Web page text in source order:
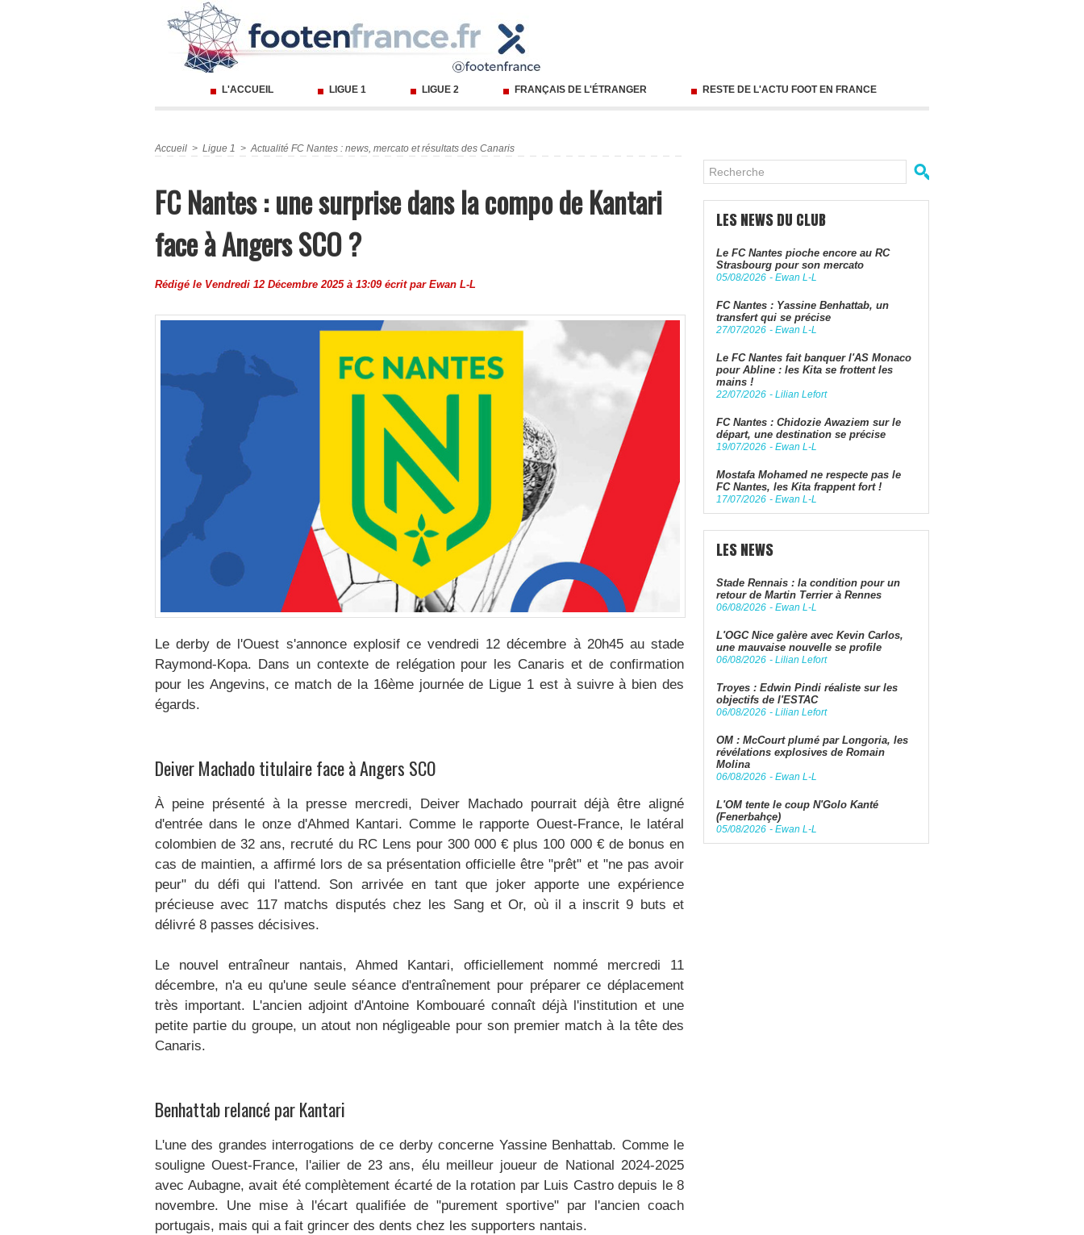
L'ACCUEIL LIGUE 1 LIGUE 2 FRANÇAIS DE L'ÉTRANGER RESTE DE L'ACTU FOOT EN FRANCE
Accueil > Ligue 1 > Actualité FC Nantes : news, mercato et résultats des Canaris
FC Nantes : une surprise dans la compo de Kantari
face à Angers SCO ?
Rédigé le Vendredi 12 Décembre 2025 à 13:09 écrit par Ewan L-L
Le derby de l'Ouest s'annonce explosif ce vendredi 12 décembre à 20h45 au stade
Raymond-Kopa. Dans un contexte de relégation pour les Canaris et de confirmation
pour les Angevins, ce match de la 16ème journée de Ligue 1 est à suivre à bien des
égards.
Deiver Machado titulaire face à Angers SCO
À peine présenté à la presse mercredi, Deiver Machado pourrait déjà être aligné
d'entrée dans le onze d'Ahmed Kantari. Comme le rapporte Ouest-France, le latéral
colombien de 32 ans, recruté du RC Lens pour 300 000 € plus 100 000 € de bonus en
cas de maintien, a affirmé lors de sa présentation officielle être "prêt" et "ne pas avoir
peur" du défi qui l'attend. Son arrivée en tant que joker apporte une expérience
précieuse avec 117 matchs disputés chez les Sang et Or, où il a inscrit 9 buts et
délivré 8 passes décisives.​
Le nouvel entraîneur nantais, Ahmed Kantari, officiellement nommé mercredi 11
décembre, n'a eu qu'une seule séance d'entraînement pour préparer ce déplacement
très important. L'ancien adjoint d'Antoine Kombouaré connaît déjà l'institution et une
petite partie du groupe, un atout non négligeable pour son premier match à la tête des
Canaris.
Benhattab relancé par Kantari
L'une des grandes interrogations de ce derby concerne Yassine Benhattab. Comme le
souligne Ouest-France, l'ailier de 23 ans, élu meilleur joueur de National 2024-2025
avec Aubagne, avait été complètement écarté de la rotation par Luis Castro depuis le 8
novembre. Une mise à l'écart qualifiée de "purement sportive" par l'ancien coach
portugais, mais qui a fait grincer des dents chez les supporters nantais.​
LES NEWS DU CLUB
Le FC Nantes pioche encore au RC
Strasbourg pour son mercato
05/08/2026 - Ewan L-L
FC Nantes : Yassine Benhattab, un
transfert qui se précise
27/07/2026 - Ewan L-L
Le FC Nantes fait banquer l'AS Monaco
pour Abline : les Kita se frottent les
mains !
22/07/2026 - Lilian Lefort
FC Nantes : Chidozie Awaziem sur le
départ, une destination se précise
19/07/2026 - Ewan L-L
Mostafa Mohamed ne respecte pas le
FC Nantes, les Kita frappent fort !
17/07/2026 - Ewan L-L
LES NEWS
Stade Rennais : la condition pour un
retour de Martin Terrier à Rennes
06/08/2026 - Ewan L-L
L'OGC Nice galère avec Kevin Carlos,
une mauvaise nouvelle se profile
06/08/2026 - Lilian Lefort
Troyes : Edwin Pindi réaliste sur les
objectifs de l'ESTAC
06/08/2026 - Lilian Lefort
OM : McCourt plumé par Longoria, les
révélations explosives de Romain
Molina
06/08/2026 - Ewan L-L
L'OM tente le coup N'Golo Kanté
(Fenerbahçe)
05/08/2026 - Ewan L-L